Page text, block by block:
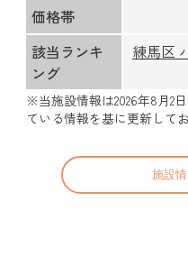
価格帯
該当ランキ
ング
練馬区
※当施設情報は2026年8月2日
ている情報を基に更新して
施設